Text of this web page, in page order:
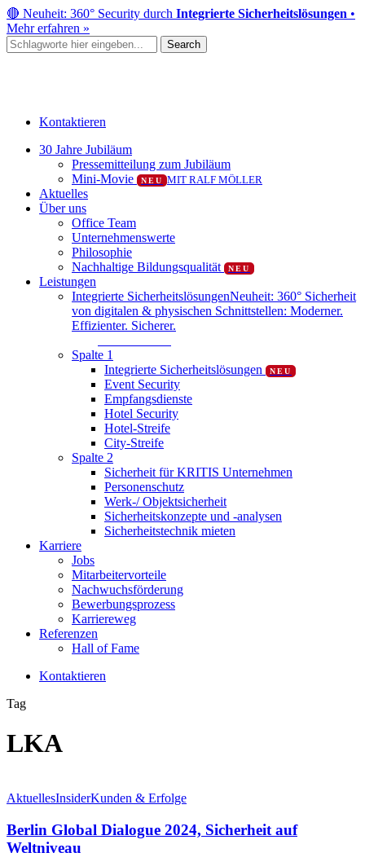
Skip
to
main
content
🔴 Neuheit: 360° Security durch Integrierte Sicherheitslösungen •
Mehr erfahren »
Search
Kontaktieren
Menu
30 Jahre Jubiläum
Pressemitteilung zum Jubiläum
Mini-Movie
NEU MIT RALF MÖLLER
Aktuelles
Über uns
Office Team
Unternehmenswerte
Philosophie
Nachhaltige Bildungsqualität
NEU
Leistungen
Integrierte SicherheitslösungenNeuheit: 360° Sicherheit
von digitalen & physischen Schnittstellen: Moderner.
Effizienter. Sicherer.
Spalte 1
Integrierte Sicherheitslösungen
NEU
Event Security
Empfangsdienste
Hotel Security
Hotel-Streife
City-Streife
Spalte 2
Sicherheit für KRITIS Unternehmen
Personenschutz
Werk-/ Objektsicherheit
Sicherheitskonzepte und -analysen
Sicherheitstechnik mieten
Karriere
Jobs
Mitarbeitervorteile
Nachwuchsförderung
Bewerbungsprozess
Karriereweg
Referenzen
Hall of Fame
Kontaktieren
Tag
LKA
Global
2024,
Sicherheit
AktuellesInsiderKunden & Erfolge
Berlin Global Dialogue 2024, Sicherheit auf
Weltniveau